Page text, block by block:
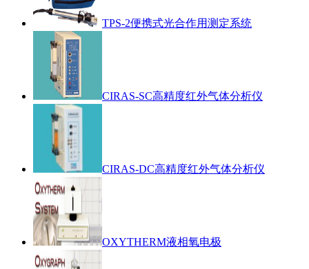
TPS-2便携式光合作用测定系统
CIRAS-SC高精度红外气体分析仪
CIRAS-DC高精度红外气体分析仪
OXYTHERM液相氧电极